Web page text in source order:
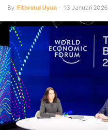
By Fithrotul Uyun - 13 Januari 2026